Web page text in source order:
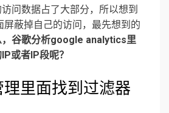
问数据占了大部分，所以想到
屏蔽掉自己的访问，最先想到的
，谷歌分析google analytics里
或者IP段呢？
里面找到过滤器